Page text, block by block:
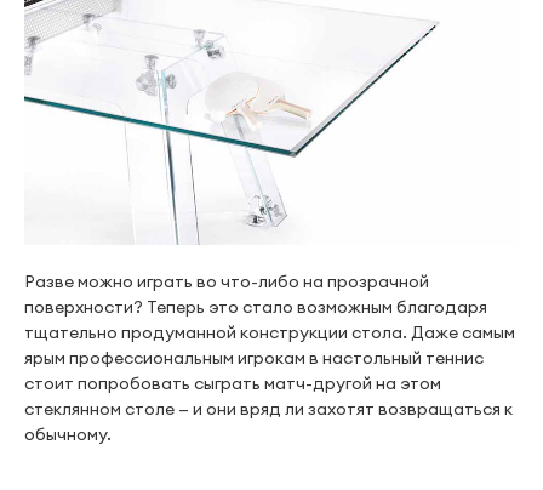
Разве можно играть во что-либо на прозрачной
поверхности? Теперь это стало возможным благодаря
тщательно продуманной конструкции стола. Даже самым
ярым профессиональным игрокам в настольный теннис
стоит попробовать сыграть матч-другой на этом
стеклянном столе — и они вряд ли захотят возвращаться к
обычному.